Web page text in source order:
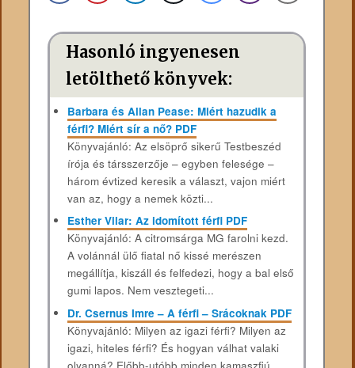
Hasonló ingyenesen
letölthető könyvek:
Barbara és Allan Pease: Miért hazudik a
férfi? Miért sír a nő? PDF
Könyvajánló: Az elsöprő sikerű Testbeszéd
írója és társszerzője – egyben felesége –
három évtized keresik a választ, vajon miért
van az, hogy a nemek közti...
Esther Vilar: Az idomított férfi PDF
Könyvajánló: A citromsárga MG farolni kezd.
A volánnál ülő fiatal nő kissé merészen
megállítja, kiszáll és felfedezi, hogy a bal első
gumi lapos. Nem vesztegeti...
Dr. Csernus Imre – A férfi – Srácoknak PDF
Könyvajánló: Milyen az igazi férfi? Milyen az
igazi, hiteles férfi? És hogyan válhat valaki